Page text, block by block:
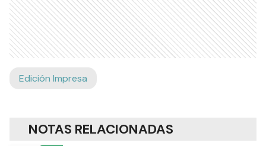
Edición Impresa
NOTAS RELACIONADAS